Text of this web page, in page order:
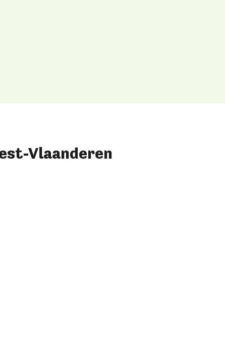
Vlaanderen